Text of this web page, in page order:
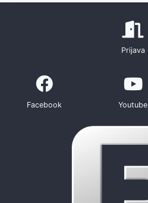
Prijava
Facebook Youtube